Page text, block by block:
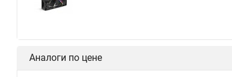
Аналоги по цене